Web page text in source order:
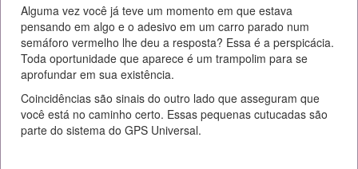
Alguma vez você já teve um momento em que estava
pensando em algo e o adesivo em um carro parado num
semáforo vermelho lhe deu a resposta? Essa é a perspicácia.
Toda oportunidade que aparece é um trampolim para se
aprofundar em sua existência.
Coincidências são sinais do outro lado que asseguram que
você está no caminho certo. Essas pequenas cutucadas são
parte do sistema do GPS Universal.